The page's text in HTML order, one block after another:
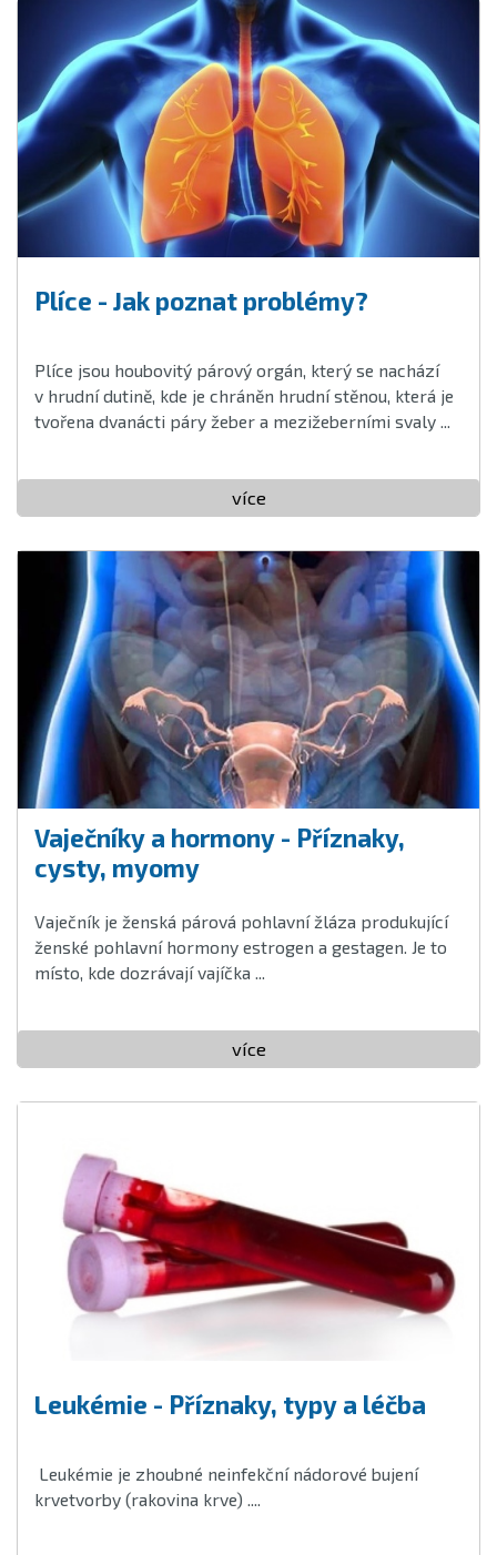
Plíce - Jak poznat problémy?
Plíce jsou houbovitý párový orgán, který se nachází
v hrudní dutině, kde je chráněn hrudní stěnou, která je
tvořena dvanácti páry žeber a mezižeberními svaly ...
více
Vaječníky a hormony - Příznaky,
cysty, myomy
Vaječník je ženská párová pohlavní žláza produkující
ženské pohlavní hormony estrogen a gestagen. Je to
místo, kde dozrávají vajíčka ...
více
Leukémie - Příznaky, typy a léčba
Leukémie je zhoubné neinfekční nádorové bujení
krvetvorby (rakovina krve) ....